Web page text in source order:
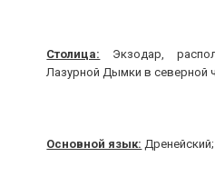
World of
Столица: Экзодар,
Лазурной Дымки в северной
Основной язык: Дренейский;